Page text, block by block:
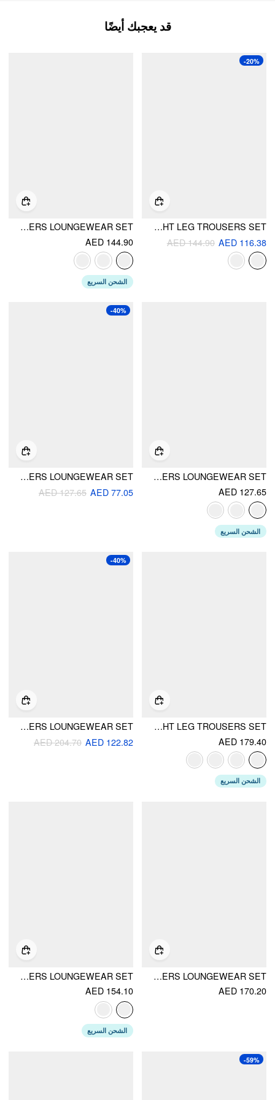
قد يعجبك أيضًا
-20%
COTTON-BLEND DITSY FLORAL U-NECKLINE RUCHED TOP & MID RISE STRAIGHT LEG TROUSERS SET
AED 116.38
AED 144.90
COTTON-BLEND STRIPE DRAWSTRING RUFFLE HEM TANK TOP & LOW RISE DRAWSTRING TROUSERS LOUNGEWEAR SET
AED 144.90
الشحن السريع
LONG SLEEVE BUTTON TOP & MIDDLE WAIST TROUSERS LOUNGEWEAR SET
AED 127.65
الشحن السريع
-40%
V-NECK CROPPED TOP & MID RISE ELASTIC WAIST WIDE LEG TROUSERS LOUNGEWEAR SET
AED 77.05
AED 127.65
COTTON-BLEND V-NECK TWO TONE TOP & MID RISE DRAWSTRING STRAIGHT LEG TROUSERS SET
AED 179.40
الشحن السريع
-40%
LACE TRIM V-NECK TOP & HIGH RISE WIDE LEG TROUSERS LOUNGEWEAR SET
AED 122.82
AED 204.70
SWEETHEART POLKA DOT BOWKNOT CROP TOP & MID RISE LETTUCE TRIM TROUSERS LOUNGEWEAR SET
AED 170.20
BUILT-IN BRA SCOOP NECKLINE TOP & MID RISE STRAIGHT LEG TROUSERS LOUNGEWEAR SET
AED 154.10
الشحن السريع
-59%